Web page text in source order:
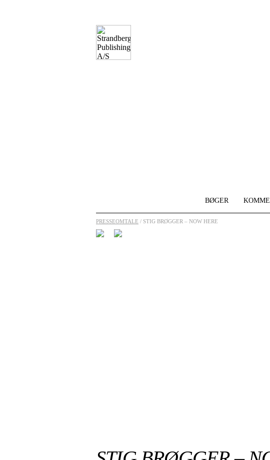
BØGER
PRESSEOMTALE / STIG BRØGGER – NOW HERE